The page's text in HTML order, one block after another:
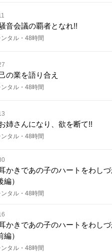
音会議の覇者となれ!!
ンタル・ 48時間
の業を語り合え
ンタル・ 48時間
姉さんになり、欲を断て!!
ンタル・ 48時間
かきであの子のハートをわし
）
ンタル・ 48時間
かきであの子のハートをわし
）
ンタル・ 48時間